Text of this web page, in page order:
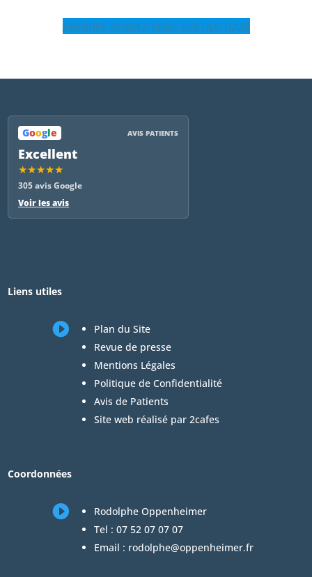
PRENDRE RENDEZ-VOUS SUR DOCTOLIB
Google AVIS PATIENTS
Excellent
★★★★★
305 avis Google
Voir les avis
Liens utiles

Plan du Site
Revue de presse
Mentions Légales
Politique de Confidentialité
Avis de Patients
Site web réalisé par 2cafes
Coordonnées

Rodolphe Oppenheimer
Tel : 07 52 07 07 07
Email : rodolphe@oppenheimer.fr